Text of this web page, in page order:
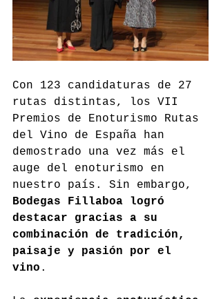
Con 123 candidaturas de 27
rutas distintas, los VII
Premios de Enoturismo Rutas
del Vino de España han
demostrado una vez más el
auge del enoturismo en
nuestro país. Sin embargo,
Bodegas Fillaboa logró
destacar gracias a su
combinación de tradición,
paisaje y pasión por el
vino .